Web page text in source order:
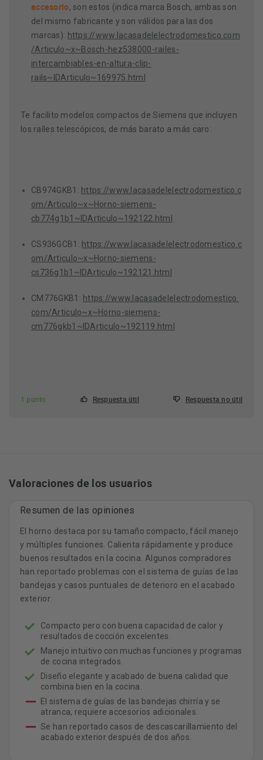
accesorio, son estos (indica marca Bosch, ambas son
del mismo fabricante y son válidos para las dos
marcas): https://www.lacasadelelectrodomestico.com
/Articulo~x~Bosch-hez538000-railes-
intercambiables-en-altura-clip-
rails~IDArticulo~169975.html
Te facilito modelos compactos de Siemens que incluyen
los raíles telescópicos, de más barato a más caro:
CB974GKB1: https://www.lacasadelelectrodomestico.c
om/Articulo~x~Horno-siemens-
cb774g1b1~IDArticulo~192122.html
CS936GCB1: https://www.lacasadelelectrodomestico.c
om/Articulo~x~Horno-siemens-
cs736g1b1~IDArticulo~192121.html
CM776GKB1: https://www.lacasadelelectrodomestico.
com/Articulo~x~Horno-siemens-
cm776gkb1~IDArticulo~192119.html
1 punto Respuesta útil Respuesta no útil
Valoraciones de los usuarios
Resumen de las opiniones
El horno destaca por su tamaño compacto, fácil manejo
y múltiples funciones. Calienta rápidamente y produce
buenos resultados en la cocina. Algunos compradores
han reportado problemas con el sistema de guías de las
bandejas y casos puntuales de deterioro en el acabado
exterior.
Compacto pero con buena capacidad de calor y
resultados de cocción excelentes.
Manejo intuitivo con muchas funciones y programas
de cocina integrados.
Diseño elegante y acabado de buena calidad que
combina bien en la cocina.
El sistema de guías de las bandejas chirría y se
atranca, requiere accesorios adicionales.
Se han reportado casos de descascarillamiento del
acabado exterior después de dos años.